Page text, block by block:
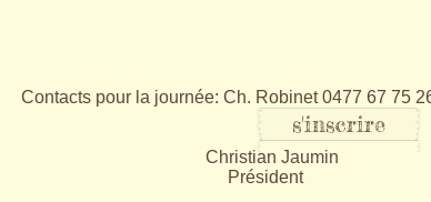
Contacts pour la journée: Ch. Robinet 0477 67 75
Christian Jaumin
Président
s'inscrire